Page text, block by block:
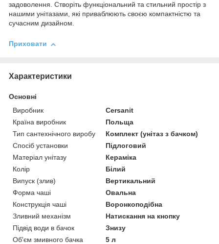
задоволення. Створіть функціональний та стильний простір з
нашими унітазами, які приваблюють своєю компактністю та
сучасним дизайном.
Приховати
Характеристики
Основні
Виробник
Cersanit
Країна виробник
Польща
Тип сантехнічного виробу
Комплект (унітаз з бачком)
Спосіб установки
Підлоговий
Матеріал унітазу
Кераміка
Колір
Білий
Випуск (злив)
Вертикальний
Форма чаші
Овальна
Конструкція чаші
Воронкоподібна
Зливний механізм
Натискання на кнопку
Підвід води в бачок
Знизу
Об'єм змивного бачка
5 л